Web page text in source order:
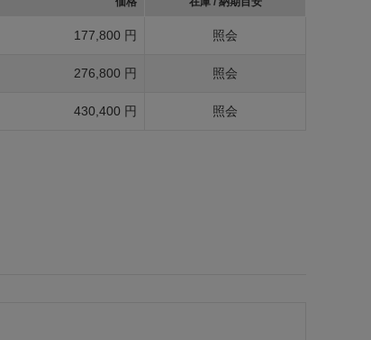
177,800 円 照会
276,800 円 照会
430,400 円 照会